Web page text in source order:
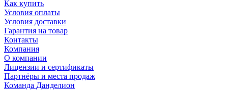
Как купить
Условия оплаты
Условия доставки
Гарантия на товар
Контакты
Компания
О компании
Лицензии и сертификаты
Партнёры и места продаж
Команда Данделион